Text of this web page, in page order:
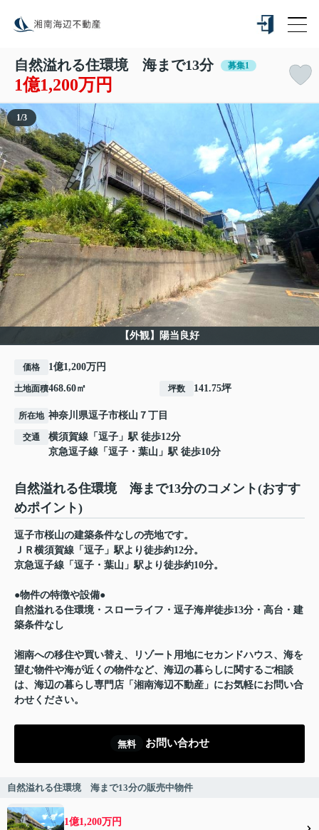
自然溢れる住環境 海まで13分 募集1
1億1,200万円
【外観】陽当良好
1/3
価格 1億1,200万円
土地面積468.60㎡ 坪数 141.75坪
所在地 神奈川県逗子市桜山 ７丁目
交通 横須賀線 「 逗子 」駅 徒歩12分
京急逗子線 「 逗子・葉山 」駅 徒歩10分
自然溢れる住環境 海まで13分のコメント(おすす
めポイント)
逗子市桜山の建築条件なしの売地です。
ＪＲ横須賀線「逗子」駅より徒歩約12分。
京急逗子線「逗子・葉山」駅より徒歩約10分。
●物件の特徴や設備●
自然溢れる住環境・スローライフ・逗子海岸徒歩13分・高台・建
築条件なし
湘南への移住や買い替え、リゾート用地にセカンドハウス、海を
望む物件や海が近くの物件など、海辺の暮らしに関するご相談
は、海辺の暮らし専門店「湘南海辺不動産」にお気軽にお問い合
わせください。
無料 お問い合わせ
自然溢れる住環境 海まで13分の販売中物件
1億1,200万円